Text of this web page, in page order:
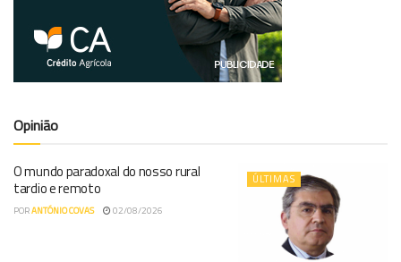
Opinião
ÚLTIMAS
O mundo paradoxal do nosso rural
tardio e remoto
PORANTÓNIO COVAS 02/08/2026